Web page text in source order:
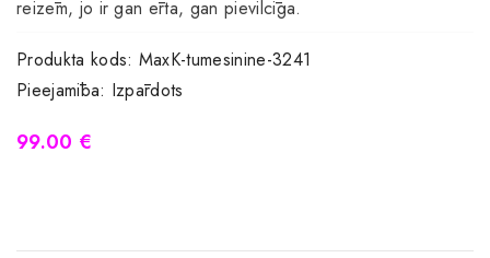
reizēm, jo ir gan ērta, gan pievilcīga.
Produkta kods: MaxK-tumesinine-3241
Pieejamība: Izpārdots
99.00 €